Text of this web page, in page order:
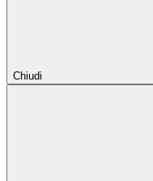
Chiudi